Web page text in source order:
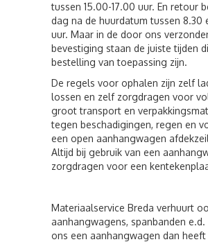
tussen 15.00-17.00 uur. En retour
dag na de huurdatum tussen 8.30
uur. Maar in de door ons
bevestiging staan de juiste tijden
bestelling van toepassing zijn.
De regels voor ophalen zijn zelf
lossen en zelf zorgdragen voor
groot transport en
tegen beschadigingen, regen en
een open aanhangwagen
Altijd bij gebruik van een
zorgdragen voor een
Materiaalservice Breda verhuurt
aanhangwagens, spanbanden e.d.
ons een aanhangwagen dan